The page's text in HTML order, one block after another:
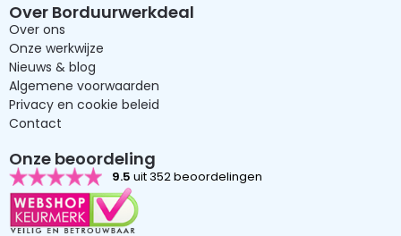
Over Borduurwerkdeal
Over ons
Onze werkwijze
Nieuws & blog
Algemene voorwaarden
Privacy en cookie beleid
Contact
Onze beoordeling
9.5 uit 352 beoordelingen